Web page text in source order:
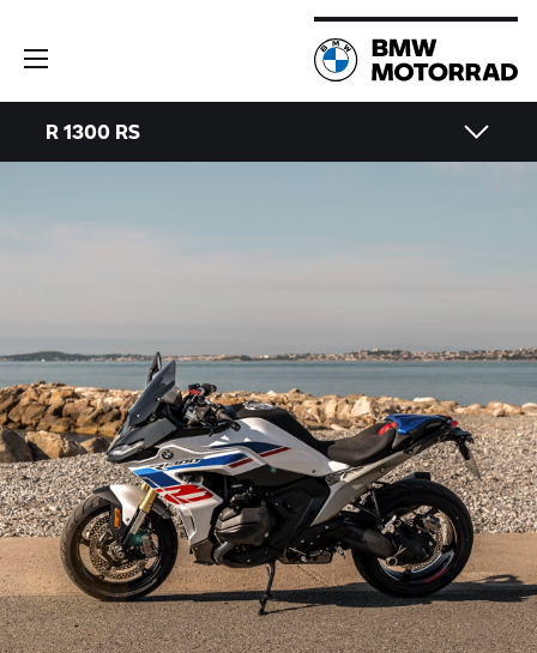
R 1300 RS